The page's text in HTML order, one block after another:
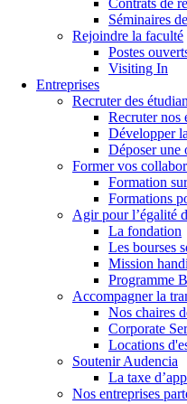
Contrats de
Séminaires
Rejoindre la faculté
Postes
Visiting In
Entreprises
Recruter des
Recruter nos
Développer
Déposer une
Former vos
Formation
Formations
Agir pour l’égalité
La fondation
Les bourses
Mission
Programme
Accompagner la
Nos chaires
Corporate
Locations
Soutenir Audencia
La taxe
Nos entreprises